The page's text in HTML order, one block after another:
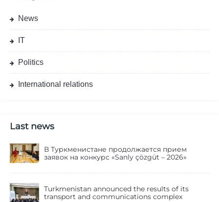
News
IT
Politics
International relations
Last news
В Туркменистане продолжается прием
заявок на конкурс «Sanly çözgüt – 2026»
Turkmenistan announced the results of its
transport and communications complex